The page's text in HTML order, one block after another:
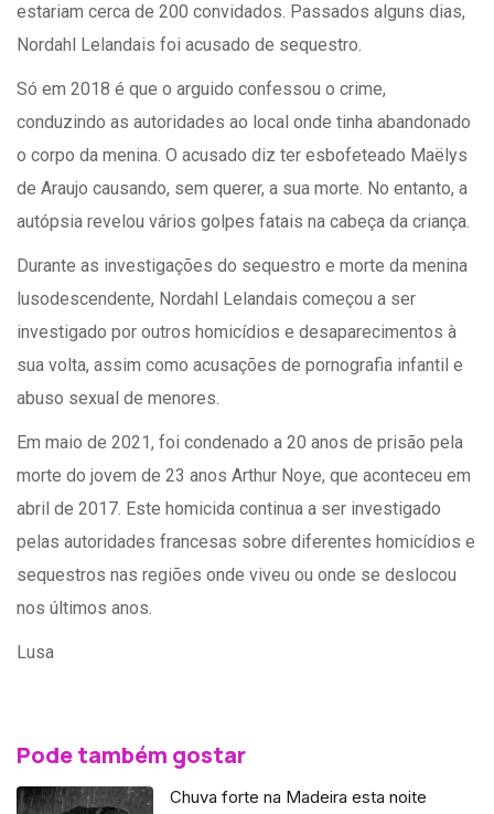
estariam cerca de 200 convidados. Passados alguns dias,
Nordahl Lelandais foi acusado de sequestro.
Só em 2018 é que o arguido confessou o crime,
conduzindo as autoridades ao local onde tinha abandonado
o corpo da menina. O acusado diz ter esbofeteado Maëlys
de Araujo causando, sem querer, a sua morte. No entanto, a
autópsia revelou vários golpes fatais na cabeça da criança.
Durante as investigações do sequestro e morte da menina
lusodescendente, Nordahl Lelandais começou a ser
investigado por outros homicídios e desaparecimentos à
sua volta, assim como acusações de pornografia infantil e
abuso sexual de menores.
Em maio de 2021, foi condenado a 20 anos de prisão pela
morte do jovem de 23 anos Arthur Noye, que aconteceu em
abril de 2017. Este homicida continua a ser investigado
pelas autoridades francesas sobre diferentes homicídios e
sequestros nas regiões onde viveu ou onde se deslocou
nos últimos anos.
Lusa
Pode também gostar
Chuva forte na Madeira esta noite